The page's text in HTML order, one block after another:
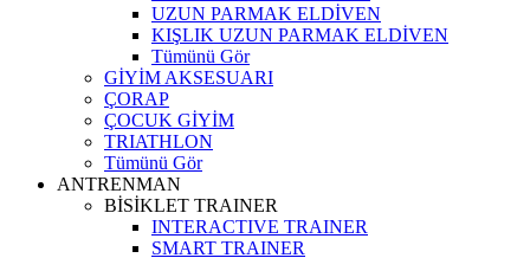
UZUN PARMAK ELDİVEN
KIŞLIK UZUN PARMAK ELDİVEN
Tümünü Gör
GİYİM AKSESUARI
ÇORAP
ÇOCUK GİYİM
TRIATHLON
Tümünü Gör
ANTRENMAN
BİSİKLET TRAINER
INTERACTIVE TRAINER
SMART TRAINER